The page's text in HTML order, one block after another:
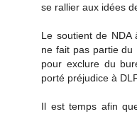
se rallier aux idées
Le soutient de
ne fait pas partie du
pour exclure du
porté préjudice à
Il est temps afin